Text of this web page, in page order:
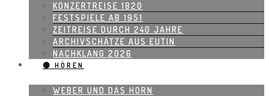
KONZERTREISE 1820
FESTSPIELE AB 1951
ZEITREISE DURCH 240 JAHRE
ARCHIVSCHÄTZE AUS EUTIN
NACHKLANG 2026
🟢 HÖREN
WEBER UND DAS HORN